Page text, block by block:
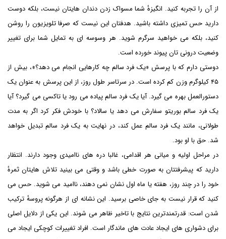
از آن را تجربه کنید. انگیزۀ شما مسواک زدن دندان هایتان نیست، بلکه دوست
دارید حس تمیزی داشته باشید. هدفتان این نیست که صرفا تلویزیون را روشن
کنید، بلکه می خواهید سرگرم شوید. هر وسوسه ای به تمایل شما برای تغییر
وضعیت درونی تان پیوند خورده است.
دوستی دارم که با پرسش «یک فرد سالم چه کارهایی انجام می دهد؟»، بیش از
۴۵ کیلوگرم وزن کم کرده است. در سرتاسر طول روز، از این پرسش به عنوان یک
دستورالعمل بهره می گیرد. آیا یک فرد سالم پیاده می رود یا تاکسی می گیرد؟ آیا
یک فرد سالم بوریتو سفارش می دهد یا سالاد؟ با خودش فکر کرد اگر به مدت
طولانی، مانند یک فرد سالم عمل کند، در نهایت به یک فرد سالم تبدیل خواهد
شد. حق با او بود.
در مراحل اولیه و میانی هر اقدامی، غالبا دره های ناامیدی وجود دارند. انتظار
دارید که پیشرفتتان به صورت خطی باشد و وقتی می بینید تلاش هایتان ثمرۀ
خود را در چند روز، هفته یا ماه اول نشان نمی دهند، ناامید می شوید. حس می
کنید که قرار نیست به جای خاصی برسید. این نشانه ای از هرگونه پروسۀ ترکیب
شدن است: قدرتمندترین نتایج با تاخیر ظاهر می شوند. این یکی از دلایل اصلی
برای دشواری های ایجاد عادت های ماندگار است. افراد تغییرات کوچکی ایجاد می